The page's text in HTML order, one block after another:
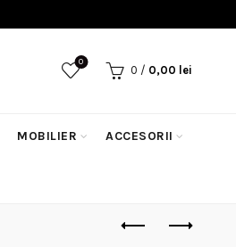
0
0 / 0,00 lei
MOBILIER ACCESORII